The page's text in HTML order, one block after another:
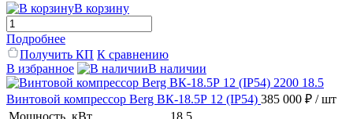
В корзину
Подробнее
Получить КП К сравнению
В избранное
В наличии
Винтовой компрессор Berg ВК-18.5Р 12 (IP54) 385 000 ₽ / шт
Мощность, кВт
18.5